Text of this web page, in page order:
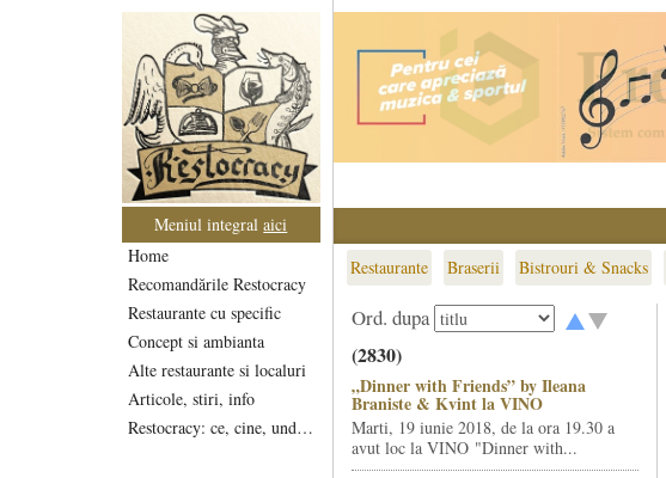
Meniul integralaici
Home
Recomandările Restocracy
Restaurante cu specific
Concept si ambianta
Alte restaurante si localuri
Articole, stiri, info
Restocracy: ce, cine, unde...
Restaurante Braserii Bistrouri & Snacks
Ord. dupa
(2830)
„Dinner with Friends” by Ileana
Braniste & Kvint la VINO
Marti, 19 iunie 2018, de la ora 19.30 a
avut loc la VINO "Dinner with...